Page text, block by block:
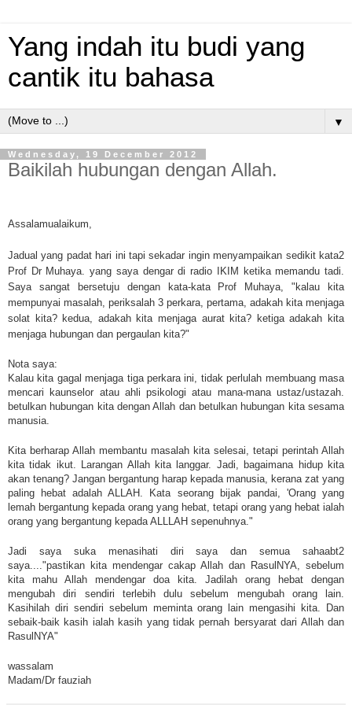
Yang indah itu budi yang
cantik itu bahasa
▼
Wednesday, 19 December 2012
Baikilah hubungan dengan Allah.
Assalamualaikum,
Jadual yang padat hari ini tapi sekadar ingin menyampaikan sedikit kata2
Prof Dr Muhaya. yang saya dengar di radio IKIM ketika memandu tadi.
Saya sangat bersetuju dengan kata-kata Prof Muhaya, "kalau kita
mempunyai masalah, periksalah 3 perkara, pertama, adakah kita menjaga
solat kita? kedua, adakah kita menjaga aurat kita? ketiga adakah kita
menjaga hubungan dan pergaulan kita?"
Nota saya:
Kalau kita gagal menjaga tiga perkara ini, tidak perlulah membuang masa
mencari kaunselor atau ahli psikologi atau mana-mana ustaz/ustazah.
betulkan hubungan kita dengan Allah dan betulkan hubungan kita sesama
manusia.
Kita berharap Allah membantu masalah kita selesai, tetapi perintah Allah
kita tidak ikut. Larangan Allah kita langgar. Jadi, bagaimana hidup kita
akan tenang? Jangan bergantung harap kepada manusia, kerana zat yang
paling hebat adalah ALLAH. Kata seorang bijak pandai, 'Orang yang
lemah bergantung kepada orang yang hebat, tetapi orang yang hebat ialah
orang yang bergantung kepada ALLLAH sepenuhnya."
Jadi saya suka menasihati diri saya dan semua sahaabt2
saya...."pastikan kita mendengar cakap Allah dan RasulNYA, sebelum
kita mahu Allah mendengar doa kita. Jadilah orang hebat dengan
mengubah diri sendiri terlebih dulu sebelum mengubah orang lain.
Kasihilah diri sendiri sebelum meminta orang lain mengasihi kita. Dan
sebaik-baik kasih ialah kasih yang tidak pernah bersyarat dari Allah dan
RasulNYA"
wassalam
Madam/Dr fauziah